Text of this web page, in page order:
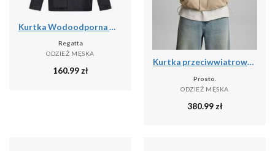
Kurtka Wodoodporna Męska Sterlings IV
Regatta
ODZIEŻ MĘSKA
160.99zł
Kurtka przeciwwiatrowa męska Prosto Splash
Prosto.
ODZIEŻ MĘSKA
380.99 zł